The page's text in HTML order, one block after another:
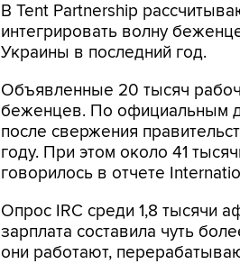
В Tent Partnership
интегрировать волну
Украины в последний год.
Объявленные 20 тысяч
беженцев. По официальным
после свержения
году. При этом около 41
говорилось в отчете
Опрос IRC среди 1,8 тысячи
зарплата составила чуть
они работают,